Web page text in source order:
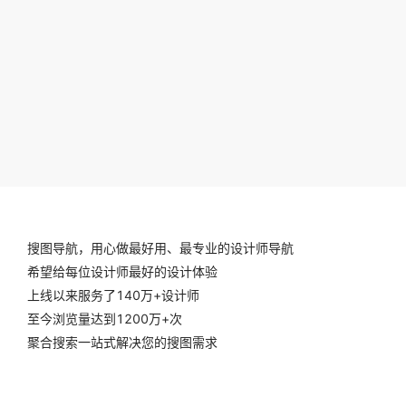
搜图导航，用心做最好用、最专业的设计师导航
希望给每位设计师最好的设计体验
上线以来服务了140万+设计师
至今浏览量达到1200万+次
聚合搜索一站式解决您的搜图需求